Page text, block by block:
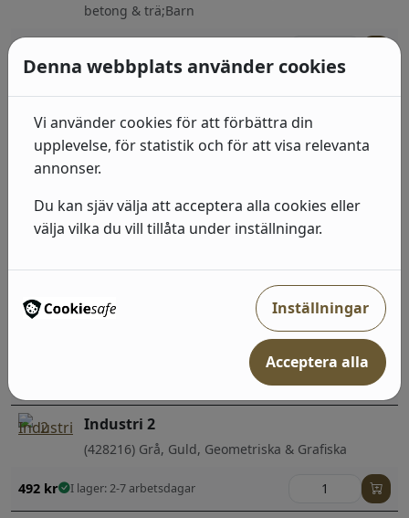
betong & trä;Barn
Industri 2
(429336) Brun, Enfärgade
415kr I lager: 2-7 arbetsdagar
Industri 2
(429299) Grå, Guld, Enfärgade
Industri 2
(429428) Grå, Neutral, Sten, betong & trä;Randiga
Industri 2
(428216) Grå, Guld, Geometriska & Grafiska
492 kr I lager: 2-7 arbetsdagar
Denna webbplats använder cookies
Vi använder cookies för att förbättra din
upplevelse, för statistik och för att visa relevanta
annonser.
Du kan sjäv välja att acceptera alla cookies eller
välja vilka du vill tillåta under inställningar.
Inställningar
Acceptera alla